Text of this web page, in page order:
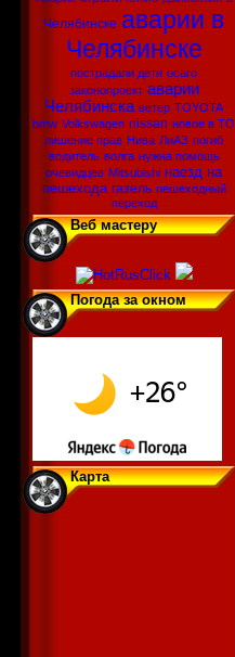
Челябинске аварии в
Челябинске
пострадали дети осаго
законопроект аварии
Челябинска ветер TOYOTA
bmw Volkswagen nissan новое в ТО
лишение прав Нива ЛиАЗ погиб
водитель волга нужна помощь
очевидцев Mitsubishi наезд на
пешехода газель пешеходный
переход
Веб мастеру
Погода за окном
Карта